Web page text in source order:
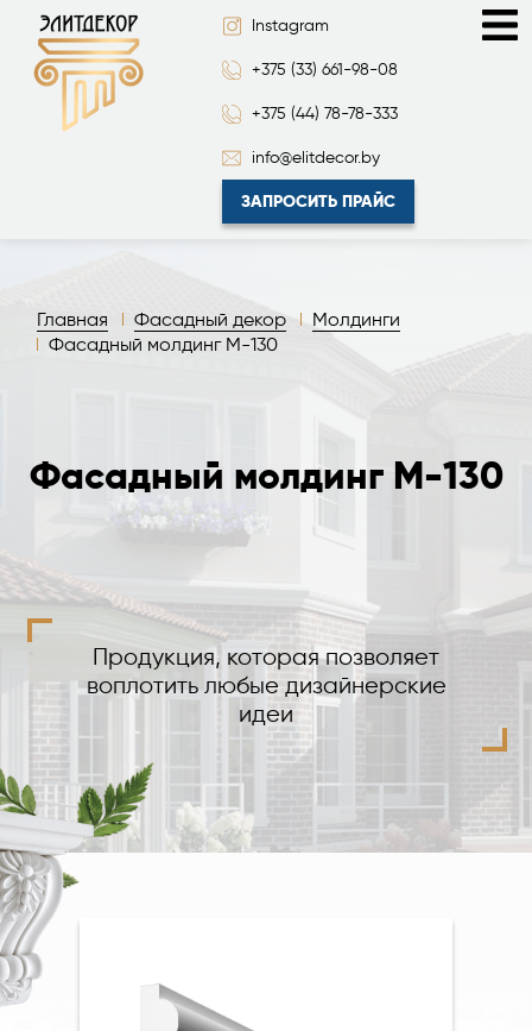
Instagram
+375 (33) 661-98-08
+375 (44) 78-78-333
info@elitdecor.by
ЗАПРОСИТЬ ПРАЙС
Главная Фасадный декор
Молдинги
Фасадный молдинг М-130
Фасадный молдинг М-130
Продукция, которая позволяет
воплотить любые дизайнерские
идеи